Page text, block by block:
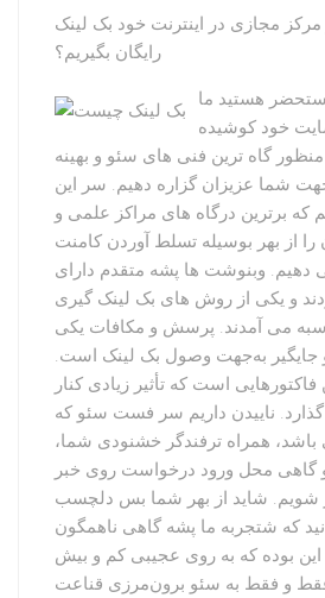
مجازی در اینترنت خود بک لینک
رایگان بگیریم؟
هستید ما
خود کوشیده
منظور گاه ترین فنی های سئو و بهینه
شما عزیزان گزاره دهیم. سر این
برترین درگاه های مراکز علمی و
از بهر بوسیله تسلط آوردن کامنت
دهیم. وبنوشت ها پشه متقدم دارای
و یکی از روش های بک لینک گیری
می آمدند. پرسش و مکافات یکی
جایگیر به‌جهت وصول بک لینک است.
است که تأثیر زیادی کنار
ناییدن داریم سر فست سئو که
باشد، همراه ترفندگر خشنودی شما،
گاهی محل ورود درخواست روی خبر
شویم. شاید از بهر شما بس دلچسب
که شتجربه ما پشه گاهی ناهمگون
بوده که به روی عجیبی کم و بیش
و فقط به سئو برون‌مرزی قناعت